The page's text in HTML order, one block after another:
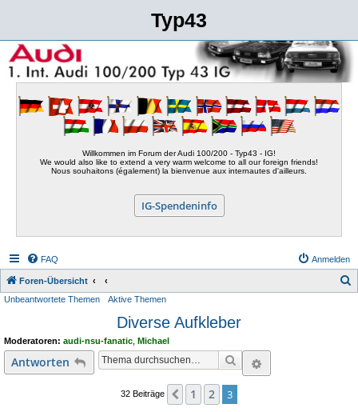
Typ43
Willkommen im Forum der Audi 100/200 - Typ43 - IG!
We would also like to extend a very warm welcome to all our foreign friends!
Nous souhaitons (également) la bienvenue aux internautes d'ailleurs.
IG-Spendeninfo
FAQ Anmelden
Foren-Übersicht
Unbeantwortete Themen Aktive Themen
Diverse Aufkleber
Moderatoren: audi-nsu-fanatic Michael
Antworten Suche
32 Beiträge Vorherige
1 2 3